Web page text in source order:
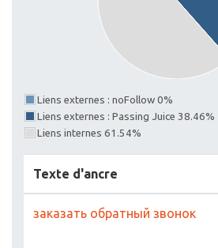
Liens externes : noFollow 0%
Liens externes : Passing Juice 38.46%
Liens internes 61.54%
Texte d'ancre
заказать обратный звонок